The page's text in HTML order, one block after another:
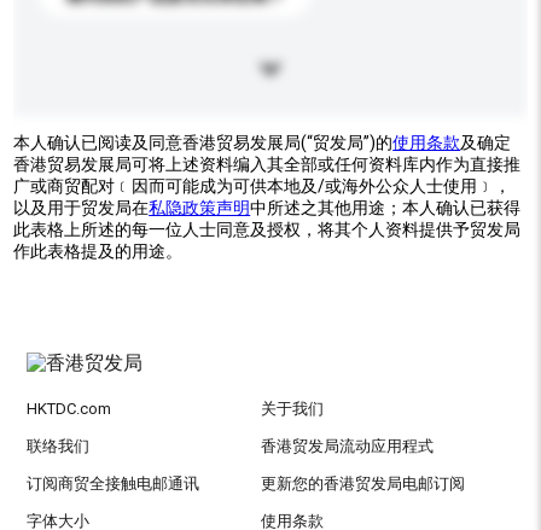
本人确认已阅读及同意香港贸易发展局(“贸发局”)的使用条款及确定
香港贸易发展局可将上述资料编入其全部或任何资料库内作为直接推
广或商贸配对﹝因而可能成为可供本地及/或海外公众人士使用﹞，
以及用于贸发局在私隐政策声明中所述之其他用途；本人确认已获得
此表格上所述的每一位人士同意及授权，将其个人资料提供予贸发局
作此表格提及的用途。
HKTDC.com 关于我们
联络我们 香港贸发局流动应用程式
订阅商贸全接触电邮通讯 更新您的香港贸发局电邮订阅
字体大小 使用条款